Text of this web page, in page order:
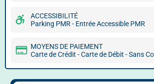
ACCESSIBILITÉ
Parking PMR - Entrée Accessible PMR
MOYENS DE PAIEMENT
Carte de Crédit - Carte de Débit - Sans